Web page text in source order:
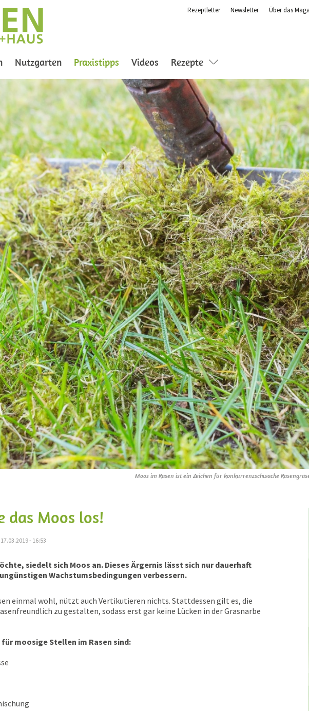
Rezeptletter Newsletter Über das
Nutzgarten Praxistipps (current)
Videos Rezepte
Moos im Rasen ist ein Zeichen für konkurrenzschwache
das Moos los!
17.03.2019 - 16:53
siedelt sich Moos an. Dieses Ärgernis lässt sich nur dauerhaft
Wachstumsbedingungen verbessern.
einmal wohl, nützt auch Vertikutieren nichts. Stattdessen gilt es, die
zu gestalten, sodass erst gar keine Lücken in der Grasnarbe
moosige Stellen im Rasen sind: